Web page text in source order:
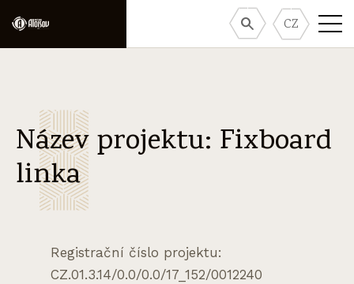
CZ
Název projektu: Fixboard
linka
Registrační číslo projektu:
CZ.01.3.14/0.0/0.0/17_152/0012240